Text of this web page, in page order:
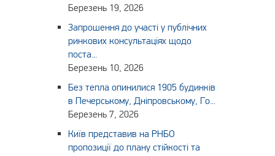
Березень 19, 2026
Запрошення до участі у публічних
ринкових консультаціях щодо
поста...
Березень 10, 2026
Без тепла опинилися 1905 будинків
в Печерському, Дніпровському, Го...
Березень 7, 2026
Київ представив на РНБО
пропозиції до плану стійкості та